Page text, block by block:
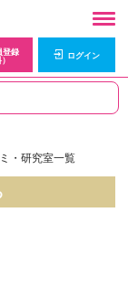
登録
ログイン
・研究室一覧